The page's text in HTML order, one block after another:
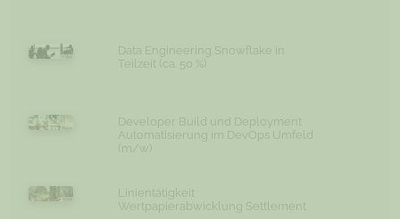
Data Engineering Snowflake in
Teilzeit (ca. 50 %)
Developer Build und Deployment
Automatisierung im DevOps Umfeld
(m/w)
Linientätigkeit
Wertpapierabwicklung Settlement